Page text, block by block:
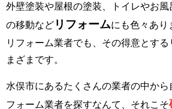
外壁塗装や屋根の塗装、トイレやお
の移動など リフォームにも色々あり
リフォーム業者でも、その得意とする
まざまです。
水俣市にあるたくさんの業者の中から
フォーム業者を探すなんて、それこそ